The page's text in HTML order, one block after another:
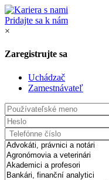
Pridajte sa k nám
×
Zaregistrujte sa
Uchádzač
Zamestnávateľ